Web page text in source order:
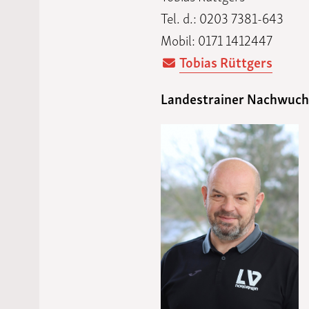
Tel. d.: 0203 7381-643
Mobil: 0171 1412447
Tobias Rüttgers
Landestrainer